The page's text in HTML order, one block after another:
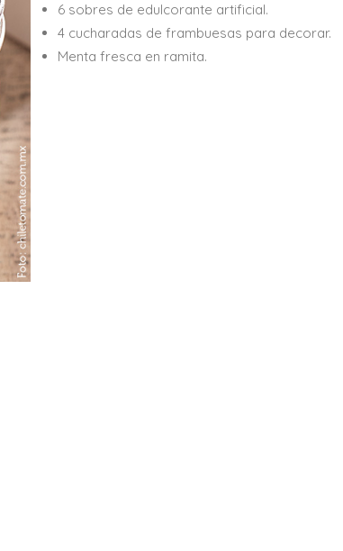
6 sobres de edulcorante artificial.
4 cucharadas de frambuesas para decorar.
Menta fresca en ramita.